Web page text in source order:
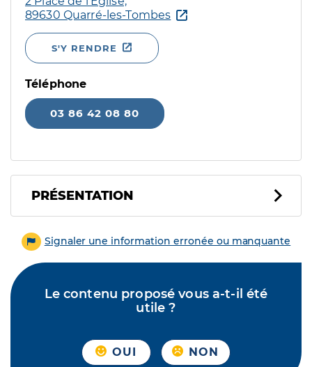
89630 Quarré-les-Tombes
S'Y RENDRE
Téléphone
03 86 42 08 80
PRÉSENTATION
Signaler une information erronée ou manquante
Le contenu proposé vous a-t-il été
utile ?
OUI NON